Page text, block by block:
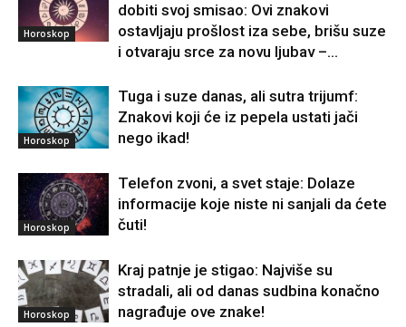
Horoskop
dobiti svoj smisao: Ovi znakovi
ostavljaju prošlost iza sebe, brišu suze
i otvaraju srce za novu ljubav –...
Horoskop
Tuga i suze danas, ali sutra trijumf:
Znakovi koji će iz pepela ustati jači
nego ikad!
Horoskop
Telefon zvoni, a svet staje: Dolaze
informacije koje niste ni sanjali da ćete
čuti!
Horoskop
Kraj patnje je stigao: Najviše su
stradali, ali od danas sudbina konačno
nagrađuje ove znake!